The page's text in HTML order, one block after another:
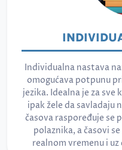
Individualna nastava
omogućava potpunu
jezika. Idealna je za
ipak žele da savladaju
časova raspoređuje se
polaznika, a časovi
realnom vremenu i